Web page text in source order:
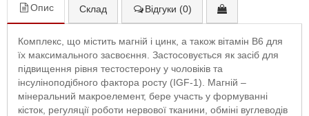
Опис Склад Відгуки (0)
Комплекс, що містить магній і цинк, а також вітамін В6 для
їх максимального засвоєння. Застосовується як засіб для
підвищення рівня тестостерону у чоловіків та
інсуліноподібного фактора росту (IGF-1). Магній –
мінеральний макроелемент, бере участь у формуванні
кісток, регуляції роботи нервової тканини, обміні вуглеводів